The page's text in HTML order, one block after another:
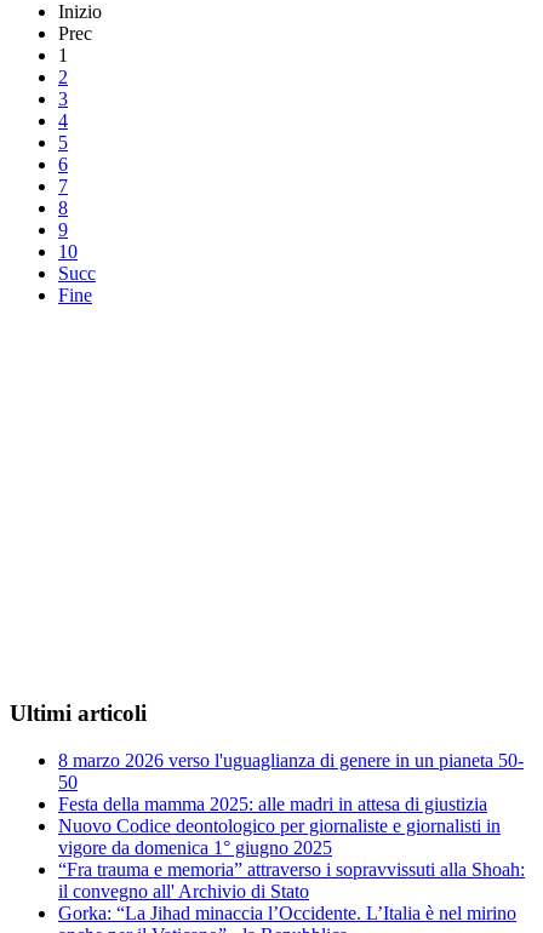
Inizio
Prec
1
2
3
4
5
6
7
8
9
10
Succ
Fine
Ultimi articoli
8 marzo 2026 verso l'uguaglianza di genere in un pianeta 50-
50
Festa della mamma 2025: alle madri in attesa di giustizia
Nuovo Codice deontologico per giornaliste e giornalisti in
vigore da domenica 1° giugno 2025
“Fra trauma e memoria” attraverso i sopravvissuti alla Shoah:
il convegno all' Archivio di Stato
Gorka: “La Jihad minaccia l’Occidente. L’Italia è nel mirino